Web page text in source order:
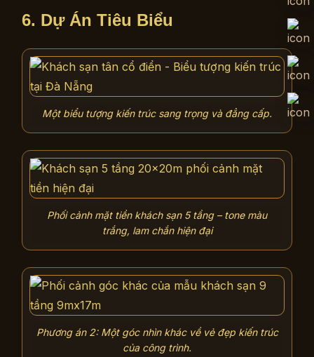
6. Dự Án Tiêu Biểu
Một biểu tượng kiến trúc sang trọng và đẳng cấp.
Phối cảnh mặt tiền khách sạn 5 tầng – tone màu
trắng, lam chắn hiện đại
Phương án 2: Một góc nhìn khác về vẻ đẹp kiến trúc
của công trình.